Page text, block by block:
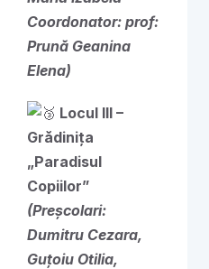
Coordonator: prof:
Prună Geanina
Elena)
Locul III –
Grădinița
„Paradisul
Copiilor”
(Preșcolari:
Dumitru Cezara,
Guțoiu Otilia,